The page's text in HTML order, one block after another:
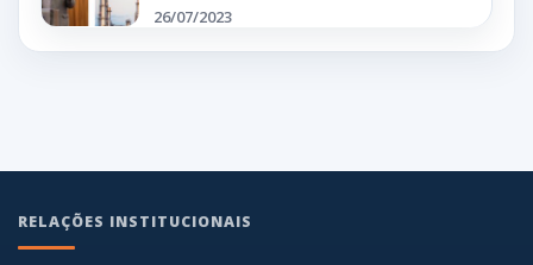
26/07/2023
RELAÇÕES INSTITUCIONAIS